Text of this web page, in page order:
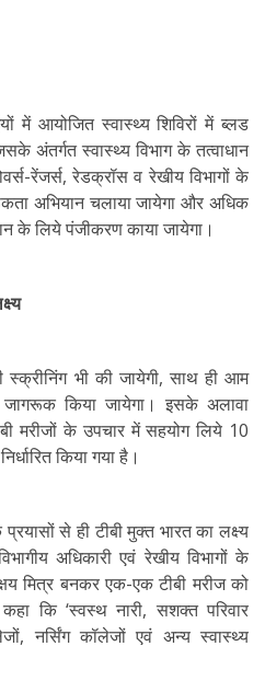
में आयोजित स्वास्थ्य शिविरों में ब्लड
अंतर्गत स्वास्थ्य विभाग के तत्वाधान
रेंजर्स, रेडक्रॉस व रेखीय विभागों के
अभियान चलाया जायेगा और अधिक
के लिये पंजीकरण काया जायेगा।
स्क्रीनिंग भी की जायेगी, साथ ही आम
किया जायेगा। इसके अलावा
मरीजों के उपचार में सहयोग लिये 10
किया गया है।
से ही टीबी मुक्त भारत का लक्ष्य
अधिकारी एवं रेखीय विभागों के
मित्र बनकर एक-एक टीबी मरीज को
कि ‘स्वस्थ नारी, सशक्त परिवार
नर्सिंग कॉलेजों एवं अन्य स्वास्थ्य